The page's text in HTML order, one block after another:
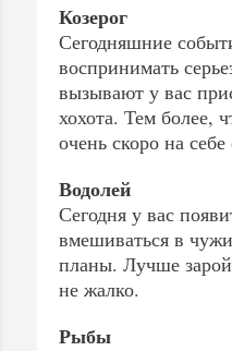
Козерог
Сегодняшние
воспринимать
вызывают у вас
хохота. Тем более,
очень скоро на
Водолей
Сегодня у вас
вмешиваться в
планы. Лучше
не жалко.
Рыбы